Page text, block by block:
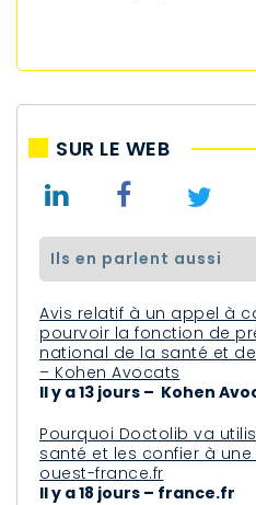
SUR LE WEB
ils en parlent aussi
Avis relatif à un appel à
pourvoir la fonction de
national de la santé et
– Kohen Avocats
Il y a 13 jours – Kohen
Pourquoi Doctolib va
santé et les confier à
ouest-france.fr
Il y a 18 jours – france.fr